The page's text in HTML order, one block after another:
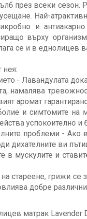
през всеки сезон.
Най-
и
върху
се и в еднолицев
нея:
- Лавандулата
намалява
аромат
и симтомите на
успокоително
проблеми - Ако
дихателните ви
в мускулите и
стареене, грижи се
добре
матрак